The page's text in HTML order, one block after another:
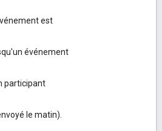
est
événement
participant
le matin).